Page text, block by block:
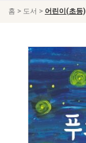
홈 > 도서 > 어린이(초등)